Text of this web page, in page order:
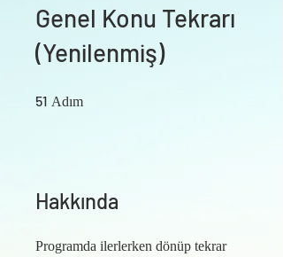
Genel Konu Tekrarı
(Yenilenmiş)
51 Adım
Hakkında
Programda ilerlerken dönüp tekrar